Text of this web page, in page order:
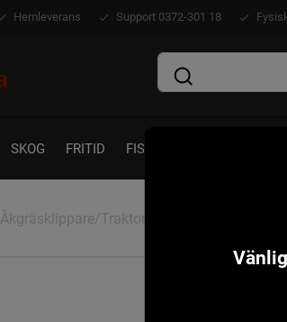
Hemleverans Support 0372-301 18
SKOG FRITID FISKE
Åkgräsklippare/Traktor